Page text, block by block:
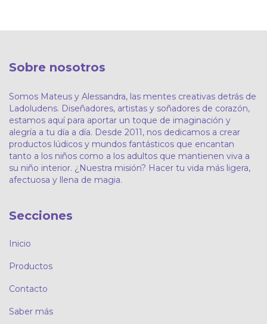
Sobre nosotros
Somos Mateus y Alessandra, las mentes creativas detrás de
Ladoludens. Diseñadores, artistas y soñadores de corazón,
estamos aquí para aportar un toque de imaginación y
alegría a tu día a día. Desde 2011, nos dedicamos a crear
productos lúdicos y mundos fantásticos que encantan
tanto a los niños como a los adultos que mantienen viva a
su niño interior. ¿Nuestra misión? Hacer tu vida más ligera,
afectuosa y llena de magia.
Secciones
Inicio
Productos
Contacto
Saber más